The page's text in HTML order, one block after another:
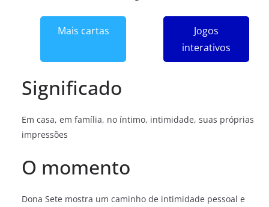
Mais cartas
Jogos
interativos
Significado
Em casa, em família, no íntimo, intimidade, suas próprias
impressões
O momento
Dona Sete mostra um caminho de intimidade pessoal e